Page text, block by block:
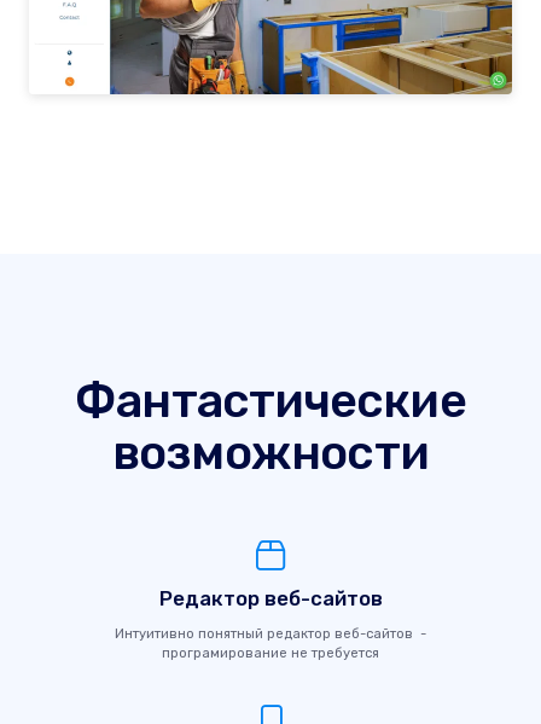
Фантастические
возможности
Редактор веб-сайтов
Интуитивно понятный редактор веб-сайтов -
програмирование не требуется